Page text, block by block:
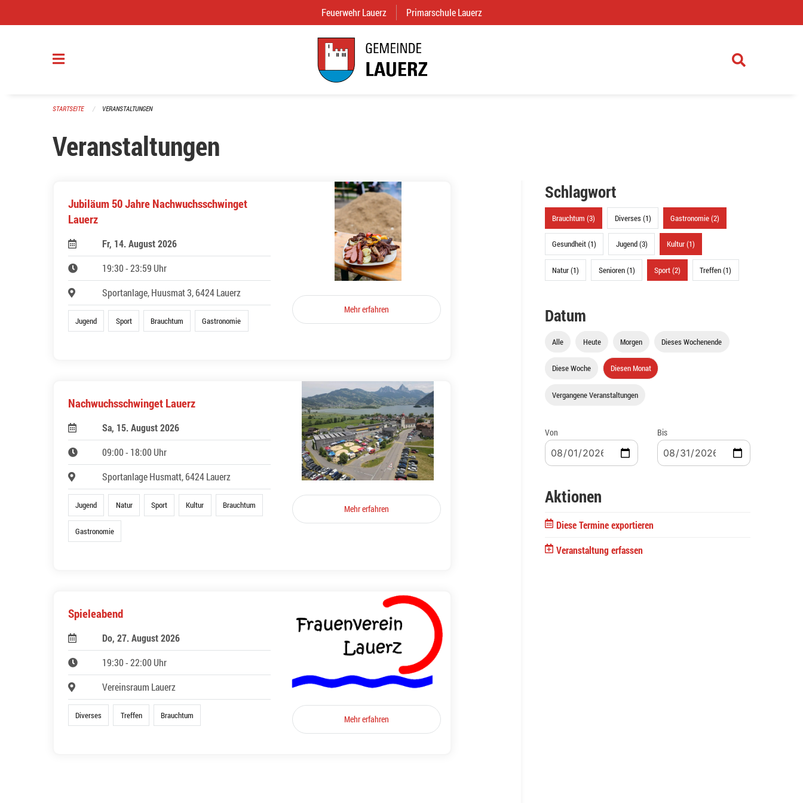
Feuerwehr Lauerz (External Link)
Primarschule Lauerz
STARTSEITE VERANSTALTUNGEN
Veranstaltungen
Jubiläum 50 Jahre Nachwuchsschwinget
Lauerz
Fr, 14. August 2026
19:30 - 23:59 Uhr
Sportanlage, Huusmat 3, 6424 Lauerz
Jugend Sport Brauchtum Gastronomie
Mehr erfahren
Nachwuchsschwinget Lauerz
Sa, 15. August 2026
09:00 - 18:00 Uhr
Sportanlage Husmatt, 6424 Lauerz
Jugend Natur Sport Kultur Brauchtum
Gastronomie
Mehr erfahren
Spieleabend
Do, 27. August 2026
19:30 - 22:00 Uhr
Vereinsraum Lauerz
Diverses Treffen Brauchtum Mehr erfahren
Schlagwort
Brauchtum (3) Diverses (1) Gastronomie (2)
Gesundheit (1) Jugend (3) Kultur (1)
Natur (1) Senioren (1) Sport (2) Treffen (1)
Datum
Alle Heute Morgen Dieses Wochenende
Diese Woche Diesen Monat
Vergangene Veranstaltungen
Von Bis
Aktionen
Diese Termine exportieren
Veranstaltung erfassen